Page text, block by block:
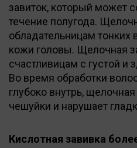
завиток, который может
течение полугода.
обладательницам тонких
кожи головы. Щелочная
счастливицам с густой
Во время обработки
глубоко внутрь,
чешуйки и нарушает
Кислотная завивка